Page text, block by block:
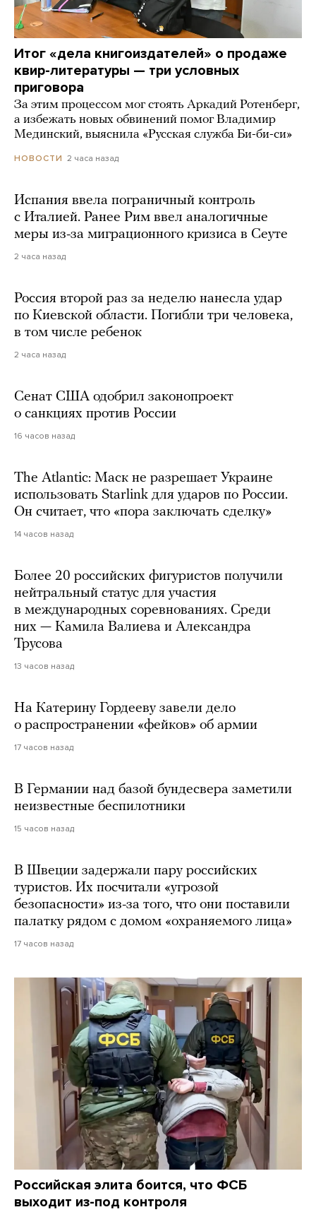
Итог «дела книгоиздателей» о продаже
квир-литературы — три условных
приговора
За этим процессом мог стоять Аркадий Ротенберг,
а избежать новых обвинений помог Владимир
Мединский, выяснила «Русская служба Би-би-си»
НОВОСТИ 2 часа назад
Испания ввела пограничный контроль
с Италией. Ранее Рим ввел аналогичные
меры из-за миграционного кризиса в Сеуте
2 часа назад
Россия второй раз за неделю нанесла удар
по Киевской области. Погибли три человека,
в том числе ребенок
2 часа назад
Сенат США одобрил законопроект
о санкциях против России
16 часов назад
The Atlantic: Маск не разрешает Украине
использовать Starlink для ударов по России.
Он считает, что «пора заключать сделку»
14 часов назад
Более 20 российских фигуристов получили
нейтральный статус для участия
в международных соревнованиях. Среди
них — Камила Валиева и Александра
Трусова
13 часов назад
На Катерину Гордееву завели дело
о распространении «фейков» об армии
17 часов назад
В Германии над базой бундесвера заметили
неизвестные беспилотники
15 часов назад
В Швеции задержали пару российских
туристов. Их посчитали «угрозой
безопасности» из-за того, что они поставили
палатку рядом с домом «охраняемого лица»
17 часов назад
Российская элита боится, что ФСБ
выходит из-под контроля